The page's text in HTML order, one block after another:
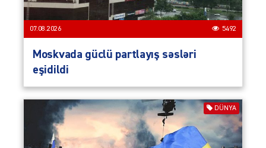
07.08.2026 5492
Moskvada güclü partlayış səsləri
eşidildi
DÜNYA